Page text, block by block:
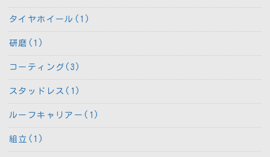
タイヤホイール(1)
研磨(1)
コーティング(3)
スタッドレス(1)
ルーフキャリアー(1)
組立(1)